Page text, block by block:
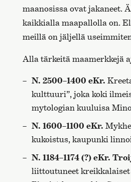
maanosissa ovat jakaneet.
kaikkialla maapallolla on.
meillä on jäljellä
Alla tärkeitä maamerkkejä
N. 2500–1400 eKr.
kulttuuri”, joka koki
mytologian kuuluisa
N. 1600–1100 eKr.
kukoistus, kaupunki
N. 1184–1174 (?) eKr.
liittoutuneet